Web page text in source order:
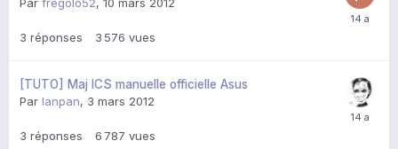
Par fregolo52, 10 mars 2012
3 réponses 3 576 vues
[TUTO] Maj ICS manuelle officielle Asus
Par lanpan, 3 mars 2012
3 réponses 6 787 vues